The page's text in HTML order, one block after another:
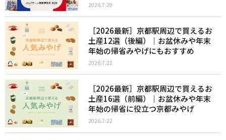
2026.7.29
［2026最新］京都駅周辺で買えるお
土産12選（後編）｜お盆休みや年末
年始の帰省みやげにもおすすめ
2026.7.22
［2026最新］京都駅周辺で買えるお
土産16選（前編）｜お盆休みや年末
年始の帰省に役立つ京都みやげ
2026.7.22